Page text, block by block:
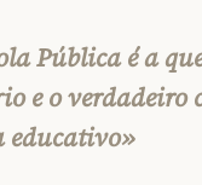
Pública é a
e o verdadeiro
educativo»